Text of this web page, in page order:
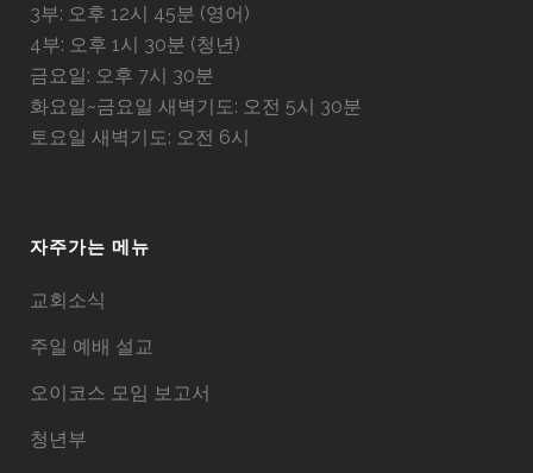
3부: 오후 12시 45분 (영어)
4부: 오후 1시 30분 (청년)
금요일: 오후 7시 30분
화요일~금요일 새벽기도: 오전 5시 30분
토요일 새벽기도: 오전 6시
자주가는 메뉴
교회소식
주일 예배 설교
오이코스 모임 보고서
청년부